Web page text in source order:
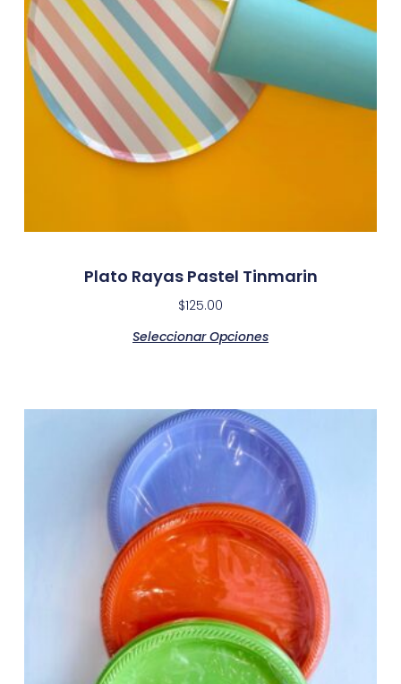
Plato Rayas Pastel Tinmarin
$125.00
Seleccionar Opciones